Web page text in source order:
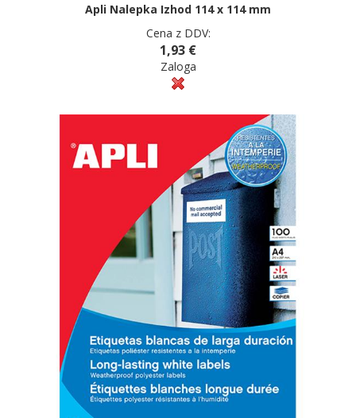
Apli Nalepka Izhod 114 x 114 mm
Cena z DDV:
1,93 €
Zaloga